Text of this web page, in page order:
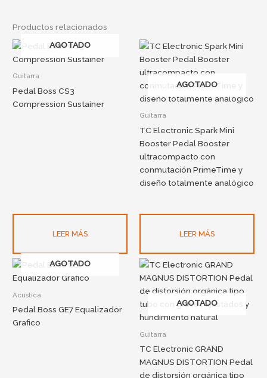
Productos relacionados
AGOTADO
Guitarra
Pedal Boss CS3
Compression Sustainer
LEER MÁS
AGOTADO
Guitarra
TC Electronic Spark Mini
Booster Pedal Booster
ultracompacto con
conmutación PrimeTime y
diseño totalmente analógico
LEER MÁS
AGOTADO
Acustica
Pedal Boss GE7 Equalizador
Grafico
AGOTADO
Guitarra
TC Electronic GRAND
MAGNUS DISTORTION Pedal
de distorsión orgánica tipo